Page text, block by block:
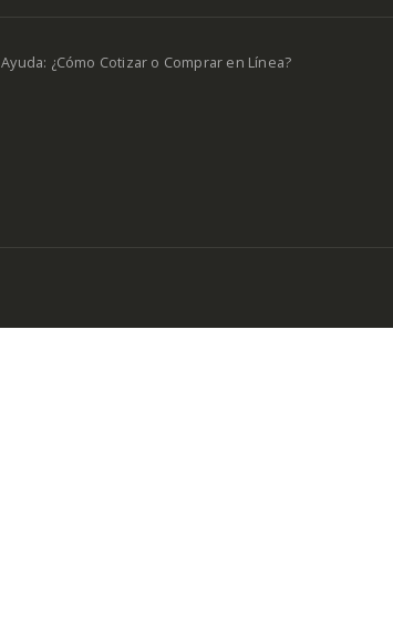
Ayuda: ¿Cómo Cotizar o Comprar en Línea?